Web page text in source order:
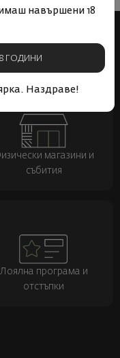
навършени 18
ГОДИНИ
Наздраве!
магазини и
събития
Лоялна програма и
отстъпки